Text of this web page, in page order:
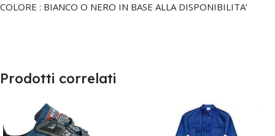
COLORE : BIANCO O NERO IN BASE ALLA DISPONIBILITA’
Prodotti correlati